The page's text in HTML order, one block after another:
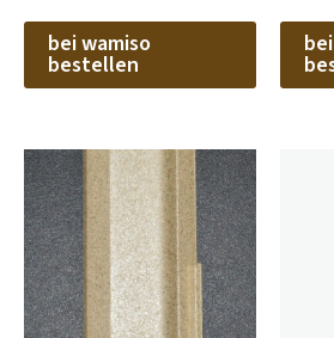
bei wamiso
bestellen